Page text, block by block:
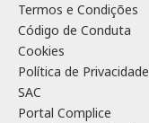
Termos e Condições
Código de Conduta
Cookies
Política de Privacidade
SAC
Portal Complice